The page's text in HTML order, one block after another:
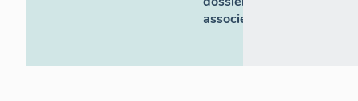
associés